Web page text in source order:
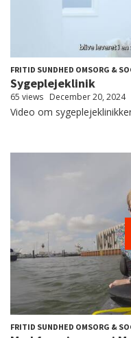
FRITID SUNDHED OMSORG &
Sygeplejeklinik
65 views December 20, 2024
Video om
FRITID SUNDHED OMSORG &